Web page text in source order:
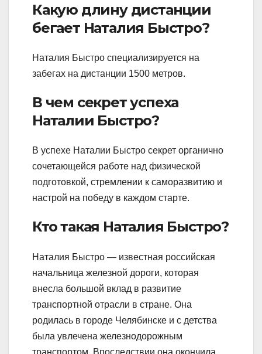
Какую длину дистанции
бегает Наталия Быстро?
Наталия Быстро специализируется на
забегах на дистанции 1500 метров.
В чем секрет успеха
Наталии Быстро?
В успехе Наталии Быстро секрет органично
сочетающейся работе над физической
подготовкой, стремлении к саморазвитию и
настрой на победу в каждом старте.
Кто такая Наталия Быстро?
Наталия Быстро — известная российская
начальница железной дороги, которая
внесла большой вклад в развитие
транспортной отрасли в стране. Она
родилась в городе Челябинске и с детства
была увлечена железнодорожным
транспортом. Впоследствии она окончила